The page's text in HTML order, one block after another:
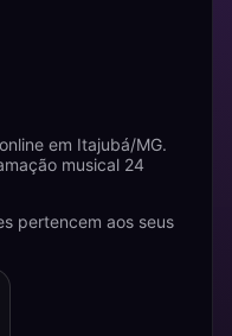
em Itajubá/MG.
musical 24
pertencem aos seus